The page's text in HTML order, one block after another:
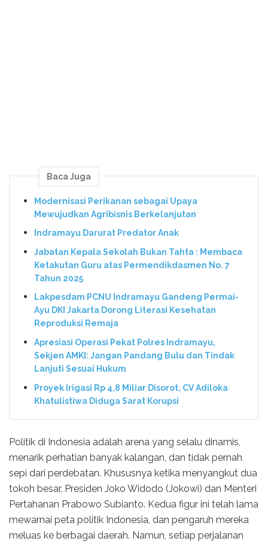
Baca Juga
Modernisasi Perikanan sebagai Upaya
Mewujudkan Agribisnis Berkelanjutan
Indramayu Darurat Predator Anak
Jabatan Kepala Sekolah Bukan Tahta : Membaca
Ketakutan Guru atas Permendikdasmen No. 7
Tahun 2025
Lakpesdam PCNU Indramayu Gandeng Permai-
Ayu DKI Jakarta Dorong Literasi Kesehatan
Reproduksi Remaja
Apresiasi Operasi Pekat Polres Indramayu,
Sekjen AMKI: Jangan Pandang Bulu dan Tindak
Lanjuti Sesuai Hukum
Proyek Irigasi Rp 4,8 Miliar Disorot, CV Adiloka
Khatulistiwa Diduga Sarat Korupsi
Politik di Indonesia adalah arena yang selalu dinamis,
menarik perhatian banyak kalangan, dan tidak pernah
sepi dari perdebatan. Khususnya ketika menyangkut dua
tokoh besar, Presiden Joko Widodo (Jokowi) dan Menteri
Pertahanan Prabowo Subianto. Kedua figur ini telah lama
mewarnai peta politik Indonesia, dan pengaruh mereka
meluas ke berbagai daerah. Namun, setiap perjalanan